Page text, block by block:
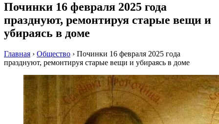
Починки 16 февраля 2025 года
празднуют, ремонтируя старые вещи и
убираясь в доме
Главная › Общество › Починки 16 февраля 2025 года
празднуют, ремонтируя старые вещи и убираясь в доме